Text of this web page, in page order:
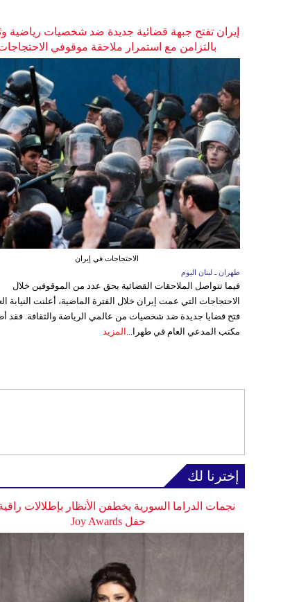
إيران تفتح جبهة قضائية جديدة ضد شخصيات رياضية
بالتزامن مع استمرار ملاحقة موقوفي
الاحتجاجات في إيران
طهران ـ لبنان اليوم
فيما تتواصل الملاحقات القضائية بحق عدد من الموقوفين خلال
الاحتجاجات التي عمت إيران خلال الفترة الماضية، أعلنت النيابة
فتح قضايا جديدة ضد شخصيات من عالمي الرياضة والثقافة. فقد
مكتب المدعي العام في طهرا... المزيد
إخترنا لك
نجمات الدراما السورية يخطفن الأنظار بإطلالات
حفل Joy Awards